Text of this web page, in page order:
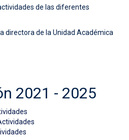
de las diferentes
directora de la Unidad Académica
2021 - 2025